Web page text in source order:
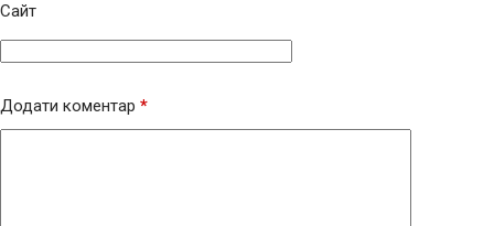
Сайт
Додати коментар *